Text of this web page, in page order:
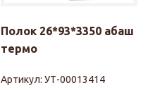
Полок 26*93*3350 абаш
термо
Артикул: УТ-00013414